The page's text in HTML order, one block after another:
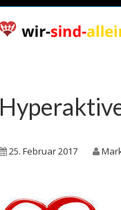
25. Februar 2017